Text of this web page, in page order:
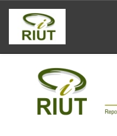
Skip
navigation